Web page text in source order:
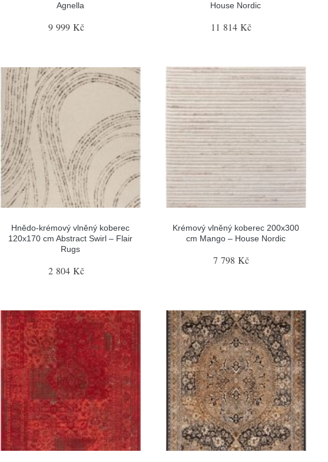
Agnella
9 999 Kč
House Nordic
11 814 Kč
Hnědo-krémový vlněný koberec
120x170 cm Abstract Swirl – Flair
Rugs
2 804 Kč
Krémový vlněný koberec 200x300
cm Mango – House Nordic
7 798 Kč